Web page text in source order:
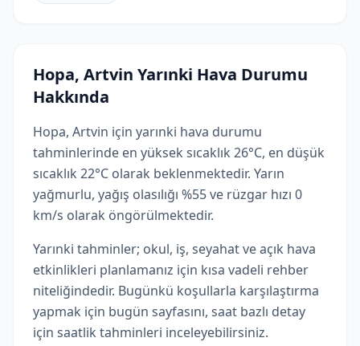
Hopa, Artvin Yarınki Hava Durumu
Hakkında
Hopa, Artvin için yarınki hava durumu
tahminlerinde en yüksek sıcaklık 26°C, en düşük
sıcaklık 22°C olarak beklenmektedir. Yarın
yağmurlu, yağış olasılığı %55 ve rüzgar hızı 0
km/s olarak öngörülmektedir.
Yarınki tahminler; okul, iş, seyahat ve açık hava
etkinlikleri planlamanız için kısa vadeli rehber
niteliğindedir. Bugünkü koşullarla karşılaştırma
yapmak için bugün sayfasını, saat bazlı detay
için saatlik tahminleri inceleyebilirsiniz.